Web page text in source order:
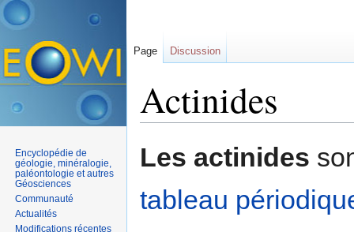
Actinides
Les actinides
tableau
Page Discussion
Encyclopédie de
géologie, minéralogie,
paléontologie et autres
Géosciences
Communauté
Actualités
Modifications récentes